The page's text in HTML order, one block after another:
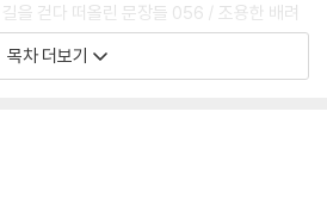
을 걷다 떠올린 문장들 056 / 조용한 배려
/ 세상에서 가장 긴 여행 060 / 사랑이 있다
목차 더보기